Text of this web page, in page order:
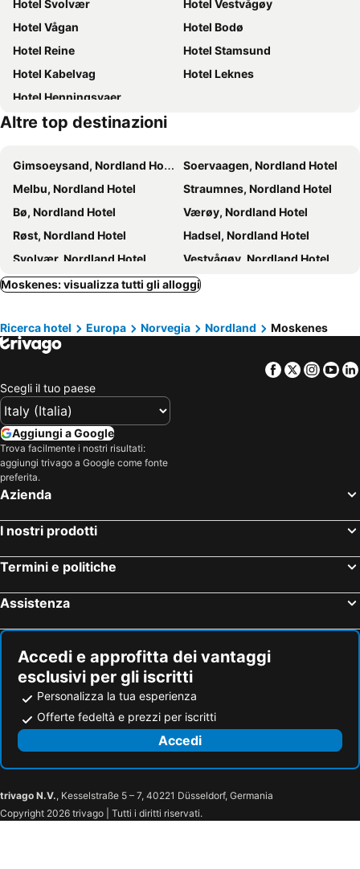
Hotel Svolvær
Hotel Vestvågøy
Hotel Vågan
Hotel Bodø
Hotel Reine
Hotel Stamsund
Hotel Kabelvag
Hotel Leknes
Hotel Henningsvaer
Altre top destinazioni
Gimsoeysand, Nordland Hotel
Soervaagen, Nordland Hotel
Melbu, Nordland Hotel
Straumnes, Nordland Hotel
Bø, Nordland Hotel
Værøy, Nordland Hotel
Røst, Nordland Hotel
Hadsel, Nordland Hotel
Svolvær, Nordland Hotel
Vestvågøy, Nordland Hotel
Bodø, Nordland Hotel
Reine, Nordland Hotel
Leknes, Nordland Hotel
Henningsvaer, Nordland Hotel
Oslo, Oslo Hotel
Vågan, Nordland Hotel
Trondheim, Sør-Trøndelag Hotel
Moskenes: visualizza tutti gli alloggi
Ricerca hotel Europa Norvegia Nordland Moskenes
Facebook
Twitter
Scegli il tuo paese
Aggiungi a Google
Trova facilmente i nostri risultati:
aggiungi trivago a Google come fonte
preferita.
Azienda
I nostri prodotti
Termini e politiche
Assistenza
Accedi e approfitta dei vantaggi
esclusivi per gli iscritti
Personalizza la tua esperienza
Offerte fedeltà e prezzi per iscritti
Accedi
trivago N.V., Kesselstraße 5 – 7, 40221 Düsseldorf, Germania
Copyright 2026 trivago | Tutti i diritti riservati.